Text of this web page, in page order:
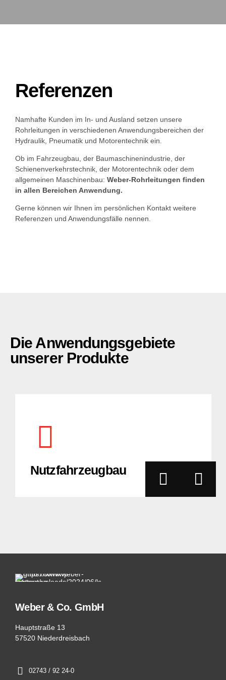
Referenzen
Namhafte Kunden im In- und Ausland setzen unsere
Rohrleitungen in verschiedenen Anwendungsbereichen der
Hydraulik, Pneumatik und Motorentechnik ein.
Ob im Fahrzeugbau, der Baumaschinenindustrie, der
Schienenverkehrstechnik, der Motorentechnik oder dem
allgemeinen Maschinenbau: Weber-Rohrleitungen finden
in allen Bereichen Anwendung.
Gerne können wir Ihnen im persönlichen Kontakt weitere
Referenzen und Anwendungsfälle nennen.
Die Anwendungsgebiete
unserer Produkte
Nutzfahrzeugbau
Weber & Co. GmbH
Hauptstraße 13
57520 Niederdreisbach
02743 / 92 24-0